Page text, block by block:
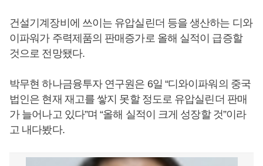
건설기계장비에 쓰이는 유압실린더 등을 생산하는 디와
이파워가 주력제품의 판매증가로 올해 실적이 급증할
것으로 전망됐다.
박무현 하나금융투자 연구원은 6일 “디와이파워의 중국
법인은 현재 재고를 쌓지 못할 정도로 유압실린더 판매
가 늘어나고 있다”며 “올해 실적이 크게 성장할 것”이라
고 내다봤다.